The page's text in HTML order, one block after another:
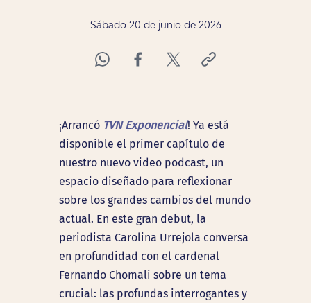
Sábado 20 de junio de 2026
¡Arrancó TVN Exponencial! Ya está
disponible el primer capítulo de
nuestro nuevo video podcast, un
espacio diseñado para reflexionar
sobre los grandes cambios del mundo
actual. En este gran debut, la
periodista Carolina Urrejola conversa
en profundidad con el cardenal
Fernando Chomali sobre un tema
crucial: las profundas interrogantes y